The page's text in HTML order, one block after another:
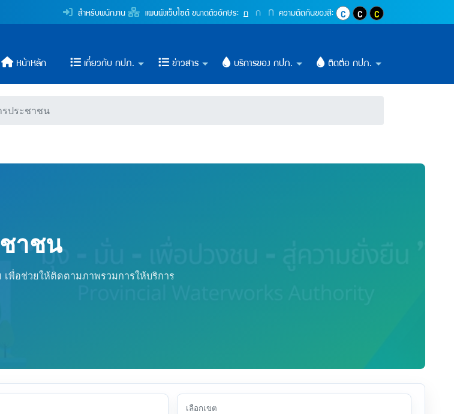
ารประปาส่วนภูมิภาค)
สำหรับพนักงาน แผนผังเว็บไซต์ขนาดตัวอักษร: กปุ่มปรับตัวอักษรให้เป็นขนาด 16 pixel
กปุ่มเพิ่มขนาดตัวอักษรอีก 1.2 เท่า
ก ปุ่มเพิ่มขนาดตัวอักษรอีก 1.4 เท่า
ความตัดกันของสี: ปุ่มปรับสีตัวอักษร และสีพื้นหลังให้
ปุ่มปรับสีตัวอักษรสีขาว และ
ปุ่มปรับสีตัวอักษรสีเหลื
หน้าหลัก เกี่ยวกับ กปภ. ข่าวสาร บริการของ กปภ. ติดต่อ กปภ.
ประชาชน
าชน
พื่อช่วยให้ติดตามภาพรวมการให้บริการ
เลือกเขต